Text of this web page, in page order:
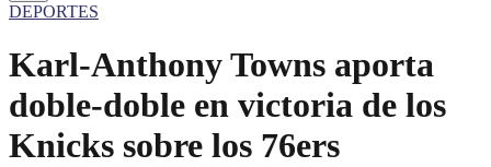
DEPORTES
Karl-Anthony Towns aporta
doble-doble en victoria de los
Knicks sobre los 76ers